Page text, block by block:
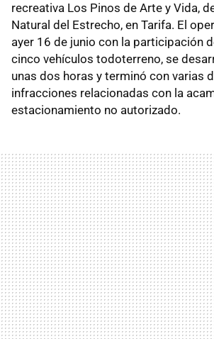
recreativa Los Pinos de Arte y Vida,
Natural del Estrecho, en Tarifa. El
ayer 16 de junio con la participación
cinco vehículos todoterreno, se
unas dos horas y terminó con varias
infracciones relacionadas con la
estacionamiento no autorizado.